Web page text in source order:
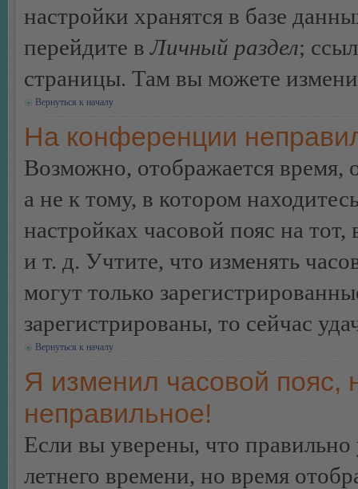
настройки хранятся в базе
перейдите вЛичный раздел;
страницы. Там вы можете
Вернуться к началу
На конференции
Возможно, отображается время,
а не к тому, в котором
настройках часовой пояс на
и т. д. Учтите, что изменять
могут только
зарегистрированы, то сейчас
Вернуться к началу
Я изменил часовой пояс,
неправильное!
Если вы уверены, что правильно
летнего времени, но время